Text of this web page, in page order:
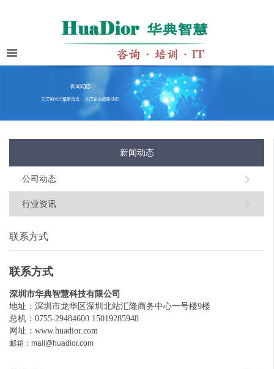
新闻动态
公司动态
行业资讯
联系方式
联系方式
深圳市华典智慧科技有限公司
地址：深圳市龙华区深圳北站汇隆商务中心一号楼9楼
总机：0755-29484600 15019285948
网址： www.huadior.com
邮箱：mail@huadior.com